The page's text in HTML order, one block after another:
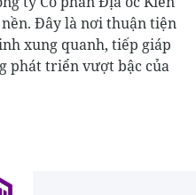
Đây là nơi thuận tiện
xung quanh, tiếp giáp
phát triển vượt bậc của